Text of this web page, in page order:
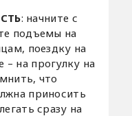
: начните с
подъемы на
поездку на
на прогулку на
что
приносить
сразу на